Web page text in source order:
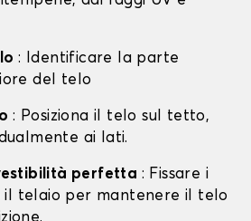
: Identificare la parte
del telo
: Posiziona il telo sul tetto,
ai lati.
perfetta : Fissare i
il telaio per mantenere il telo